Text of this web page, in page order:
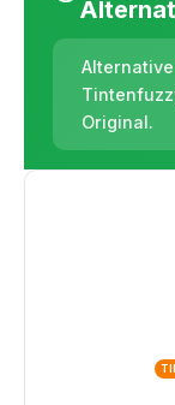
Original.